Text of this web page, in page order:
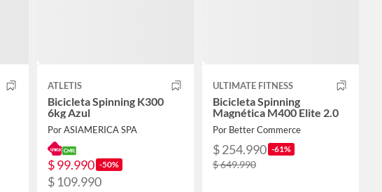
ATLETIS
Bicicleta Spinning K300
6kg Azul
Por ASIAMERICA SPA
$ 99.990 -50%
$ 109.990
ULTIMATE FITNESS
Bicicleta Spinning
Magnética M400 Elite 2.0
Por Better Commerce
$ 254.990 -61%
$ 649.990